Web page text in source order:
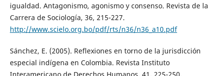
igualdad. Antagonismo, agonismo y consenso. Revista de la
Carrera de Sociología, 36, 215-227.
http://www.scielo.org.bo/pdf/rts/n36/n36_a10.pdf
Sánchez, E. (2005). Reflexiones en torno de la jurisdicción
especial indígena en Colombia. Revista Instituto